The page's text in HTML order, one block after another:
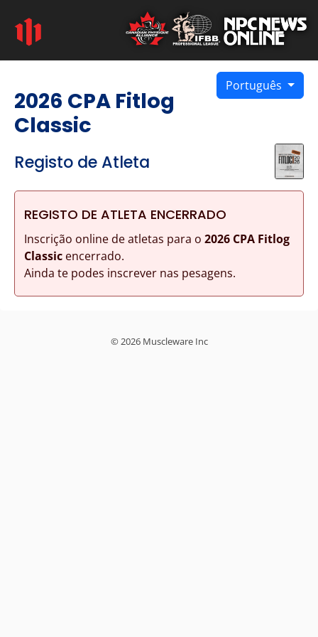
Português
2026 CPA Fitlog
Classic
Registo de Atleta
REGISTO DE ATLETA ENCERRADO
Inscrição online de atletas para o 2026 CPA Fitlog
Classicencerrado.
Ainda te podes inscrever nas pesagens.
© 2026 Muscleware Inc